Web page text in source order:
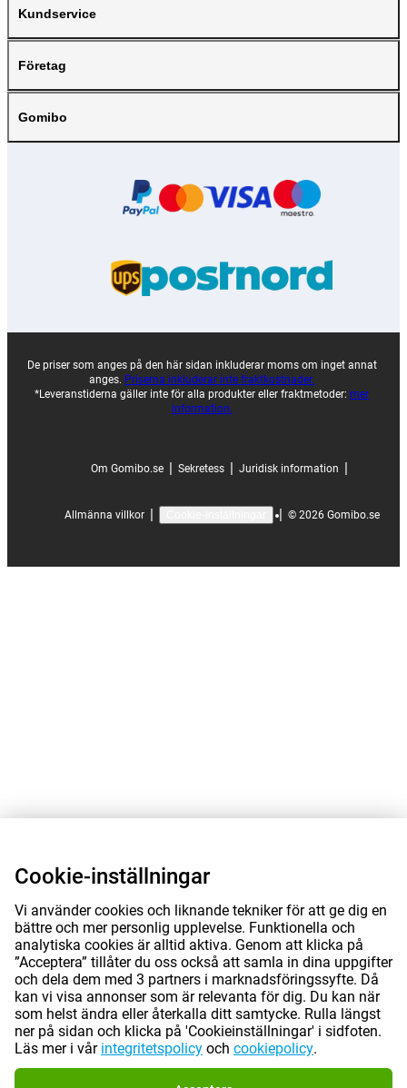
Kundservice
Företag
Gomibo
De priser som anges på den här sidan inkluderar moms om inget annat
anges. Priserna inkluderar inte fraktkostnader.
*Leveranstiderna gäller inte för alla produkter eller fraktmetoder: mer
information.
Om Gomibo.se | Sekretess | Juridisk information |
Allmänna villkor | | © 2026 Gomibo.se
Cookie-inställningar
Vi använder cookies och liknande tekniker för att ge dig en
bättre och mer personlig upplevelse. Funktionella och
analytiska cookies är alltid aktiva. Genom att klicka på
”Acceptera” tillåter du oss också att samla in dina uppgifter
och dela dem med 3 partners i marknadsföringssyfte. Då
kan vi visa annonser som är relevanta för dig. Du kan när
som helst ändra eller återkalla ditt samtycke. Rulla längst
ner på sidan och klicka på 'Cookieinställningar' i sidfoten.
Läs mer i vår integritetspolicy och cookiepolicy.